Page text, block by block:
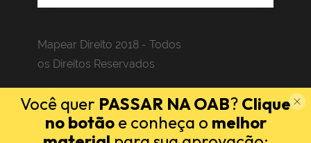
Mapear Direito 2018 - Todos
os Direitos Reservados
Você quer PASSAR NA OAB? Clique
no botãoe conheça o melhor